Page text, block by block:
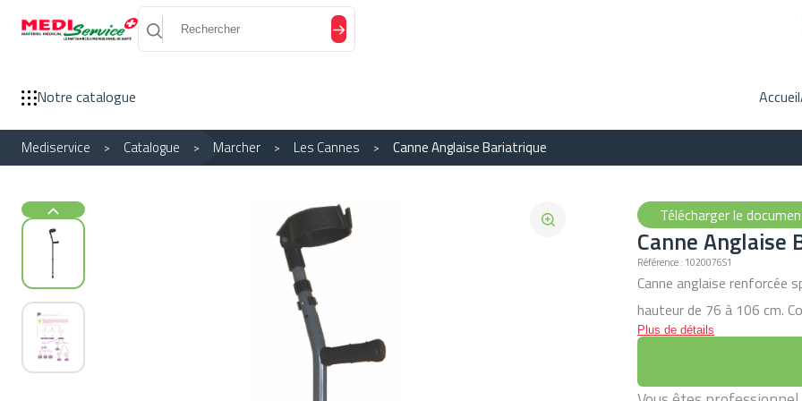
Notre catalogue Accueil
Mediservice Catalogue Marcher Les Cannes Canne Anglaise Bariatrique
Télécharger le
Canne Anglaise
Référence : 1020076S1
Canne anglaise renforcée
hauteur de 76 à 106 cm.
sonores. Généralement
disponible uniquement à
Poids maxi utilisateur: 180
Plus de détails
Panneau de gestion des cookies